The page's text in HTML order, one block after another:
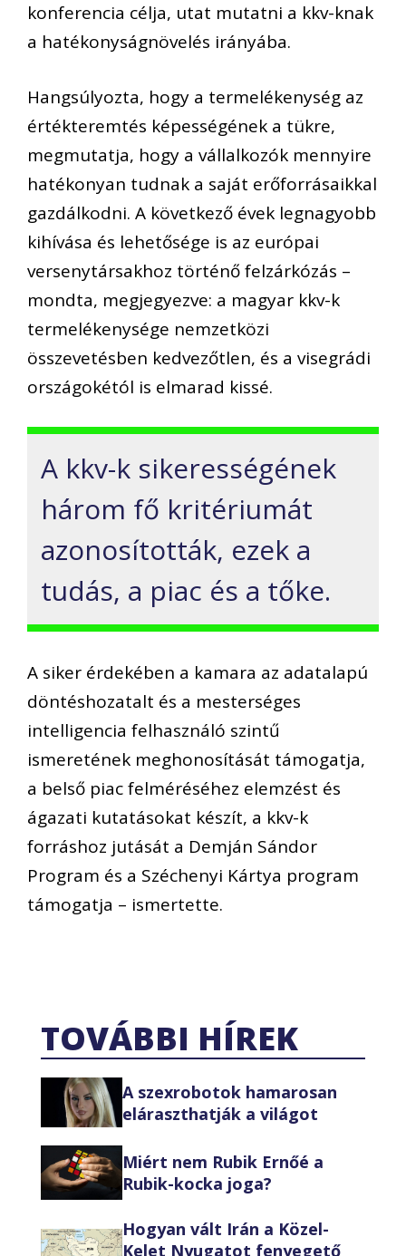
konferencia célja, utat mutatni a kkv-knak
a hatékonyságnövelés irányába.
Hangsúlyozta, hogy a termelékenység az
értékteremtés képességének a tükre,
megmutatja, hogy a vállalkozók mennyire
hatékonyan tudnak a saját erőforrásaikkal
gazdálkodni. A következő évek legnagyobb
kihívása és lehetősége is az európai
versenytársakhoz történő felzárkózás –
mondta, megjegyezve: a magyar kkv-k
termelékenysége nemzetközi
összevetésben kedvezőtlen, és a visegrádi
országokétól is elmarad kissé.
A kkv-k sikerességének
három fő kritériumát
azonosították, ezek a
tudás, a piac és a tőke.
A siker érdekében a kamara az adatalapú
döntéshozatalt és a mesterséges
intelligencia felhasználó szintű
ismeretének meghonosítását támogatja,
a belső piac felméréséhez elemzést és
ágazati kutatásokat készít, a kkv-k
forráshoz jutását a Demján Sándor
Program és a Széchenyi Kártya program
támogatja – ismertette.
TOVÁBBI HÍREK
A szexrobotok hamarosan
eláraszthatják a világot
Miért nem Rubik Ernőé a
Rubik-kocka joga?
Hogyan vált Irán a Közel-
Kelet Nyugatot fenyegető